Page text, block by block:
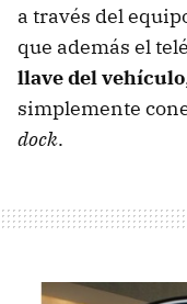
a través del
que además el
llave del vehículo
simplemente
dock.